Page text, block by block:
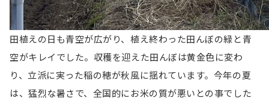
田植えの日も青空が広がり、植え終わった田んぼの緑と青
空がキレイでした。収穫を迎えた田んぼは黄金色に変わ
り、立派に実った稲の穂が秋風に揺れています。今年の夏
は、猛烈な暑さで、全国的にお米の質が悪いとの事でした